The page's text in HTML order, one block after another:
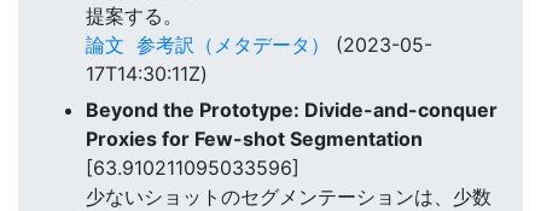
提案する。
論文 参考訳（メタデータ）
(2023-05-
17T14:30:11Z)
Beyond the Prototype: Divide-and-conquer
Proxies for Few-shot Segmentation
[63.910211095033596]
少ないショットのセグメンテーションは、少数